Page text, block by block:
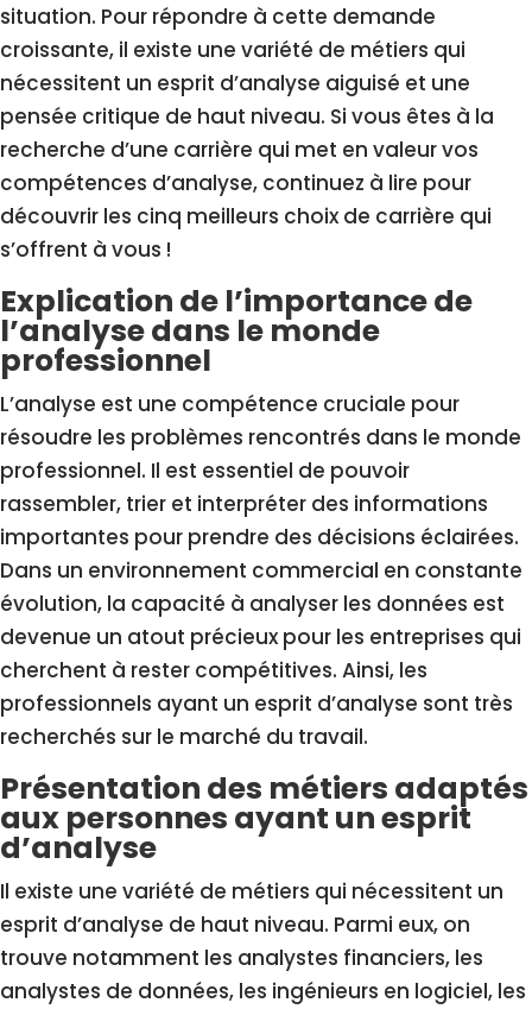
situation. Pour répondre à cette demande
croissante, il existe une variété de métiers qui
nécessitent un esprit d’analyse aiguisé et une
pensée critique de haut niveau. Si vous êtes à la
recherche d’une carrière qui met en valeur vos
compétences d’analyse, continuez à lire pour
découvrir les cinq meilleurs choix de carrière qui
s’offrent à vous !
Explication de l’importance de
l’analyse dans le monde
professionnel
L’analyse est une compétence cruciale pour
résoudre les problèmes rencontrés dans le monde
professionnel. Il est essentiel de pouvoir
rassembler, trier et interpréter des informations
importantes pour prendre des décisions éclairées.
Dans un environnement commercial en constante
évolution, la capacité à analyser les données est
devenue un atout précieux pour les entreprises qui
cherchent à rester compétitives. Ainsi, les
professionnels ayant un esprit d’analyse sont très
recherchés sur le marché du travail.
Présentation des métiers adaptés
aux personnes ayant un esprit
d’analyse
Il existe une variété de métiers qui nécessitent un
esprit d’analyse de haut niveau. Parmi eux, on
trouve notamment les analystes financiers, les
analystes de données, les ingénieurs en logiciel, les